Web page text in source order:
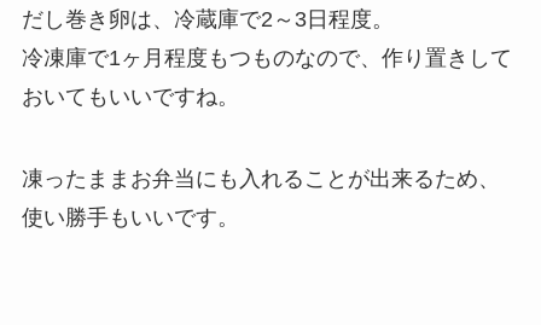
だし巻き卵は、冷蔵庫で2～3日程度。
冷凍庫で1ヶ月程度もつものなので、作り置きして
おいてもいいですね。
凍ったままお弁当にも入れることが出来るため、
使い勝手もいいです。